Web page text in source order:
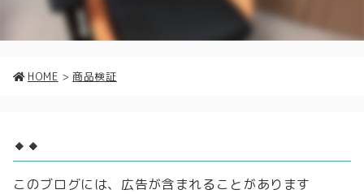
HOME > 商品検証
🔸🔸
このブログには、広告が含まれることがあります